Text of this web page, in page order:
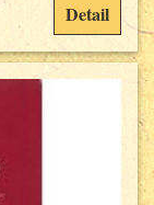
Detail